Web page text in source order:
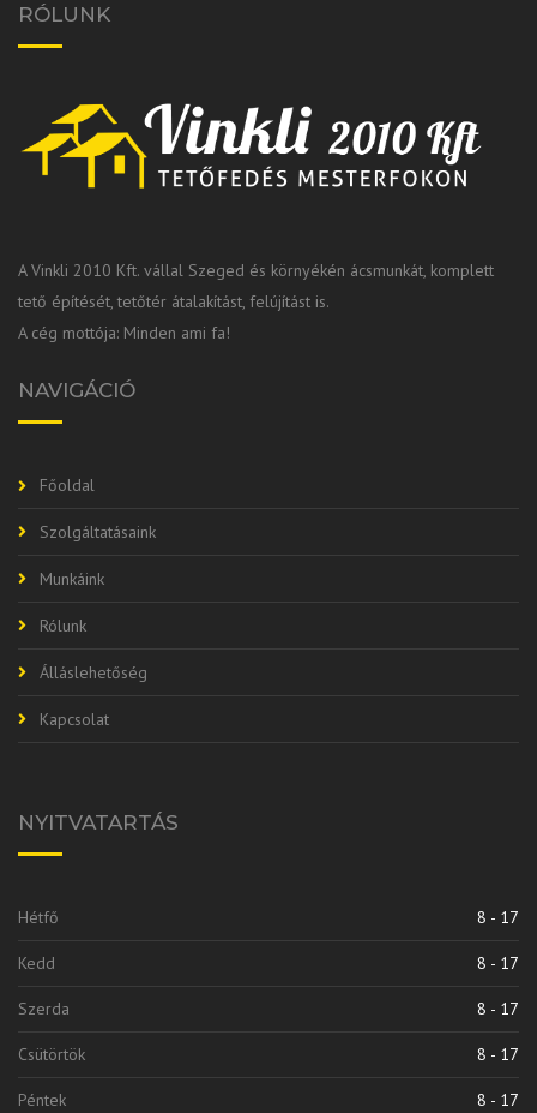
RÓLUNK
A Vinkli 2010 Kft. vállal Szeged és környékén ácsmunkát, komplett
tető építését, tetőtér átalakítást, felújítást is.
A cég mottója: Minden ami fa!
NAVIGÁCIÓ
Főoldal
Szolgáltatásaink
Munkáink
Rólunk
Álláslehetőség
Kapcsolat
NYITVATARTÁS
Hétfő 8 - 17
Kedd 8 - 17
Szerda 8 - 17
Csütörtök 8 - 17
Péntek 8 - 17